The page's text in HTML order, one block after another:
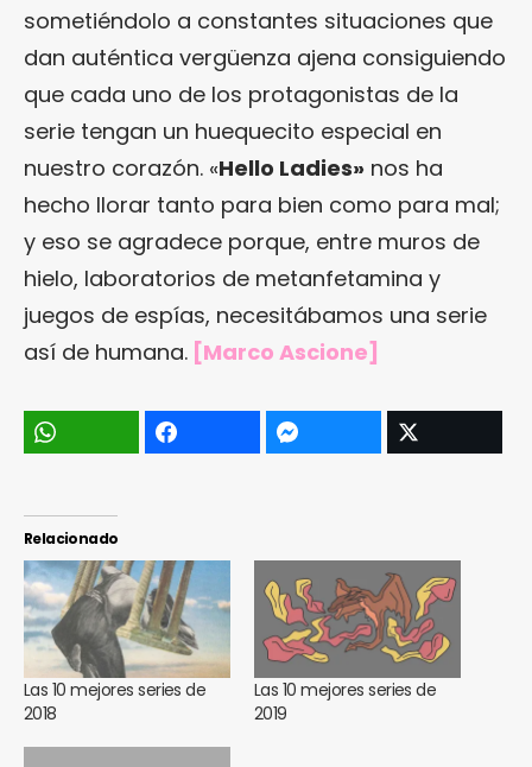
sometiéndolo a constantes situaciones que
dan auténtica vergüenza ajena consiguiendo
que cada uno de los protagonistas de la
serie tengan un huequecito especial en
nuestro corazón. «Hello Ladies» nos ha
hecho llorar tanto para bien como para mal;
y eso se agradece porque, entre muros de
hielo, laboratorios de metanfetamina y
juegos de espías, necesitábamos una serie
así de humana. [Marco Ascione]
Relacionado
Las 10 mejores series de
2018
Las 10 mejores series de
2019